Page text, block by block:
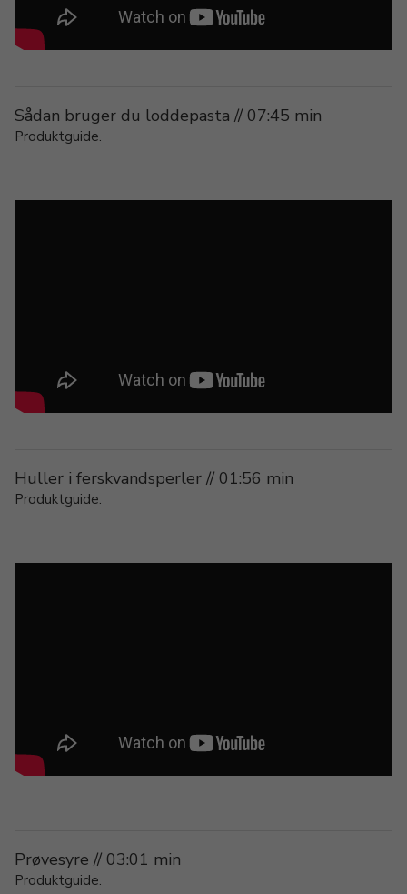
Sådan bruger du loddepasta // 07:45 min
Produktguide.
Huller i ferskvandsperler // 01:56 min
Produktguide.
Prøvesyre // 03:01 min
Produktguide.